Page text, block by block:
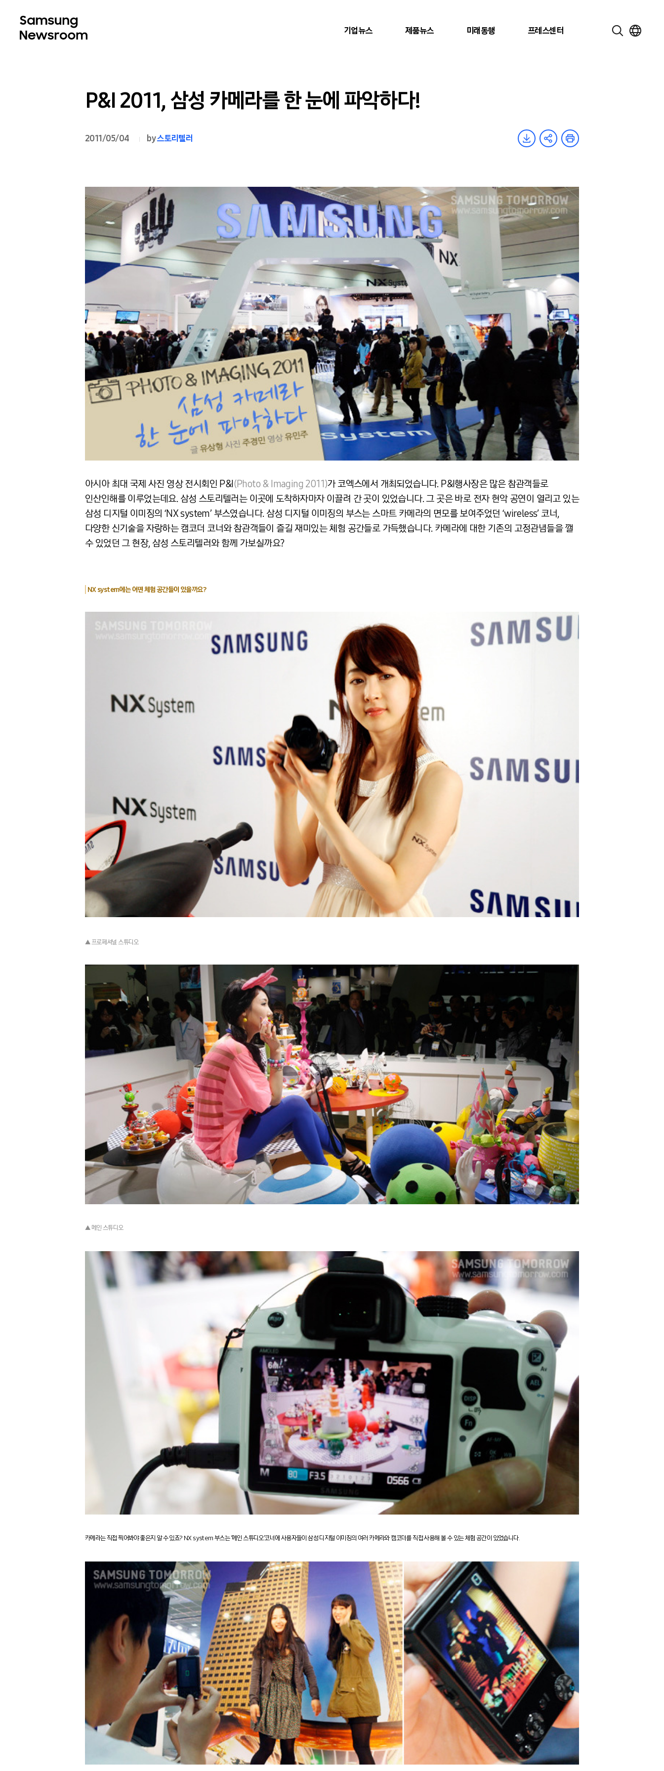
기업뉴스 제품뉴스 미래동행 프레스센터
P&I 2011, 삼성 카메라를 한 눈에 파악하다!
2011/05/04 by스토리텔러
아시아 최대 국제 사진 영상 전시회인 P&I (Photo & Imaging 2011)가 코엑스에서 개최되었습니다. P&I행사장은 많은 참관객들로
인산인해를 이루었는데요. 삼성 스토리텔러는 이곳에 도착하자마자 이끌려 간 곳이 있었습니다. 그 곳은 바로 전자 현악 공연이 열리고 있는
삼성 디지털 이미징의 ‘NX system’ 부스였습니다. 삼성 디지털 이미징의 부스는 스마트 카메라의 면모를 보여주었던 ‘wireless’ 코너,
다양한 신기술을 자랑하는 캠코더 코너와 참관객들이 즐길 재미있는 체험 공간들로 가득했습니다. 카메라에 대한 기존의 고정관념들을 깰
수 있었던 그 현장, 삼성 스토리텔러와 함께 가보실까요?
NX system에는 어떤 체험 공간들이 있을까요?
▲ 프로페셔널 스튜디오
▲ 메인 스튜디오
카메라는 직접 찍어봐야 좋은지 알 수 있죠? NX system 부스는 ‘메인 스튜디오’코너에 사용자들이 삼성 디지털 이미징의 여러 카메라와 캠코더를 직접 사용해 볼 수 있는 체험 공간이 있었습니다.